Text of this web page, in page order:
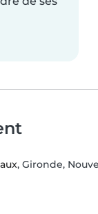
, Gironde,